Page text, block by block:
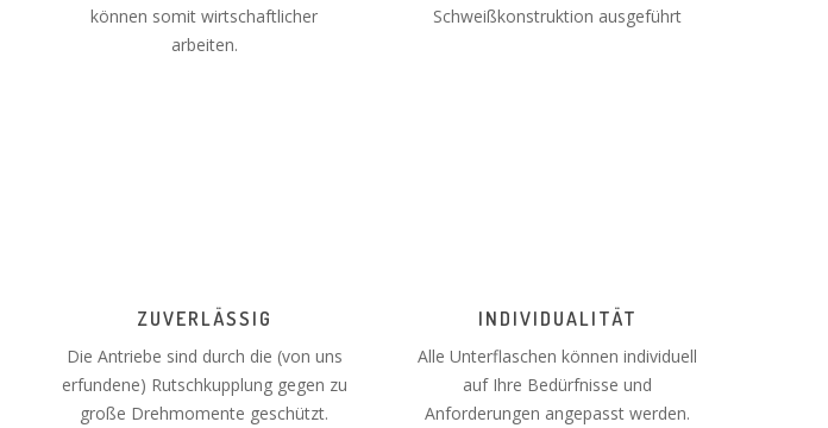
können somit wirtschaftlicher
arbeiten.
Schweißkonstruktion ausgeführt
ZUVERLÄSSIG
Die Antriebe sind durch die (von uns
erfundene) Rutschkupplung gegen zu
große Drehmomente geschützt.
INDIVIDUALITÄT
Alle Unterflaschen können individuell
auf Ihre Bedürfnisse und
Anforderungen angepasst werden.